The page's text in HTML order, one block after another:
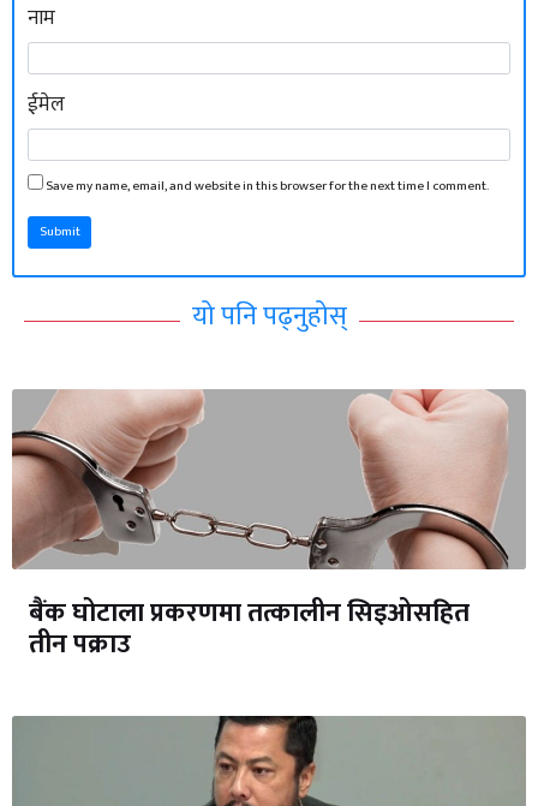
नाम
ईमेल
Save my name, email, and website in this browser for the next time I comment.
Submit
यो पनि पढ्नुहोस्
बैंक घोटाला प्रकरणमा तत्कालीन सिइओसहित
तीन पक्राउ